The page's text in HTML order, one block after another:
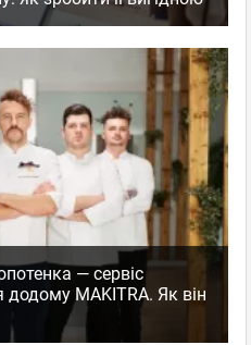
— сервіс
MAKITRA. Як він